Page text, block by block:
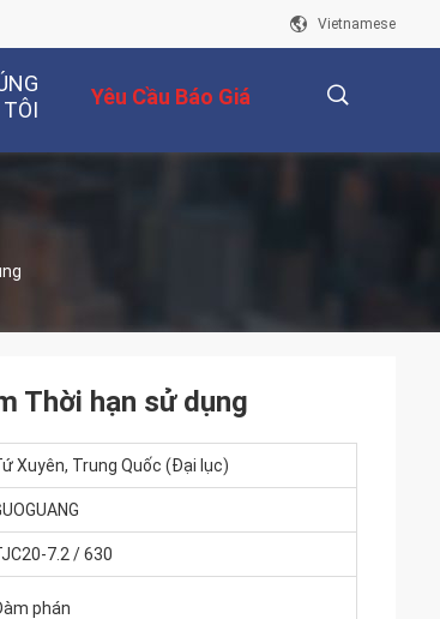
Vietnamese
TÔI
Yêu Cầu Báo Giá
Thời hạn sử dụng
Xuyên, Trung Quốc (Đại lục)
7.2 / 630
phán